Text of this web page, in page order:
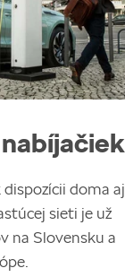
doma aj
sieti je už
na Slovensku a